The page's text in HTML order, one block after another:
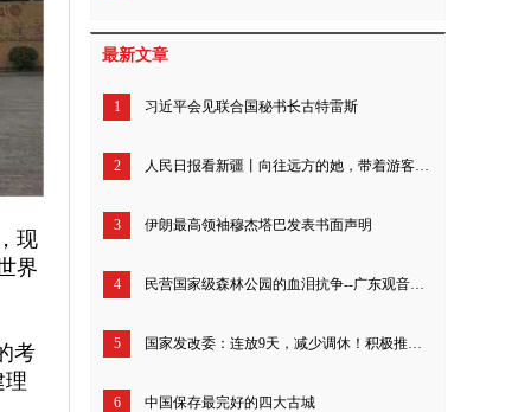
现
界
考
理
最新文章
1 习近平会见联合国秘书长古特雷斯
2 人民日报看新疆丨向往远方的她，带着游客追寻“诗和远方”（我的家乡我建设）
3 伊朗最高领袖穆杰塔巴发表书面声明
4 民营国家级森林公园的血泪抗争--广东观音山26年来究竟经历了什么？
5 国家发改委：连放9天，减少调休！积极推动优化节假日安排
6 中国保存最完好的四大古城